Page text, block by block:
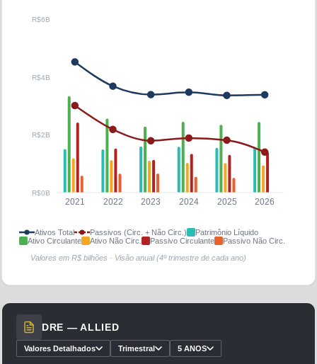
2021 2022 2023 2024 2025 2026
R$0B
R$2B
R$4B
R$6B
Ativos Total Passivos (Circ. + Não Circ.)
Patrimônio Líquido
Ativo Circulante
Ativo Não Circ. Passivo Circulante
Passivo Não Circ.
Valores em R$ bilhões · Visão anual (4º trimestre de cada ano)
DRE —ALLIED
Valores Detalhados Trimestral 5 ANOS